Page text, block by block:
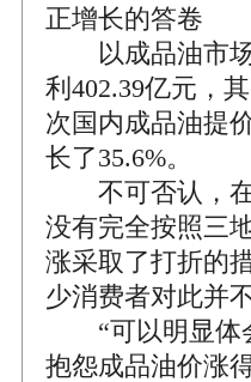
正增长的答卷
以成品油市场
利402.39亿元，
次国内成品油提
长了35.6%。
不可否认，在
没有完全按照三
涨采取了打折的
少消费者对此并
“可以明显体
抱怨成品油价涨